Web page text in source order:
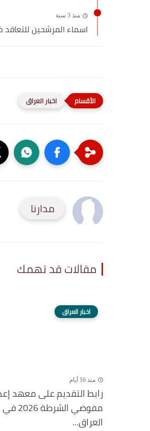
منذ 3 سنة
اسماء المرشحين للتعاقد ضمن 1000 درجة
اخبار العراق
مدارنا
مقالات قد تهمك
اخبار العراق
منذ 16 أيام
رابط التقديم على معهد
مفوضي الشرطة 2026 في
العراق...